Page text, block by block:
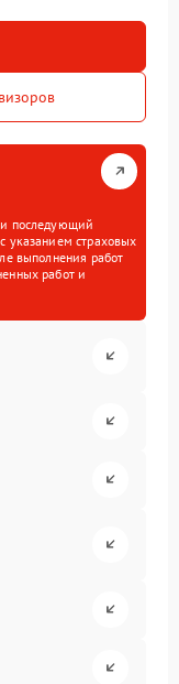
и последующий
указанием страховых
выполнения работ
работ и